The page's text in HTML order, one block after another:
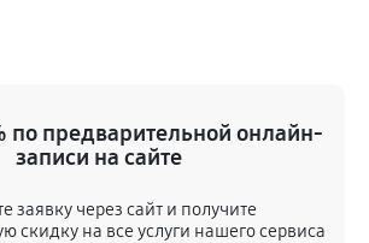
по предварительной онлайн-
записи на сайте
заявку через сайт и получите
скидку на все услуги нашего сервиса